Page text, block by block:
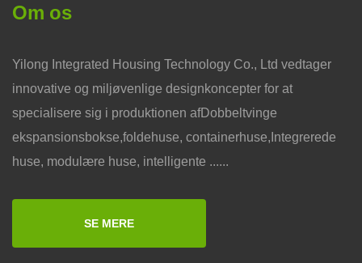
Om os
Yilong Integrated Housing Technology Co., Ltd vedtager
innovative og miljøvenlige designkoncepter for at
specialisere sig i produktionen afDobbeltvinge
ekspansionsbokse,foldehuse, containerhuse,Integrerede
huse, modulære huse, intelligente ......
SE MERE